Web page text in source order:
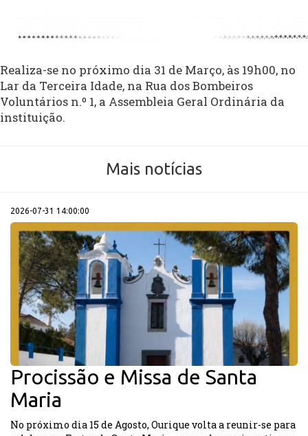
Realiza-se no próximo dia 31 de Março, às 19h00, no
Lar da Terceira Idade, na Rua dos Bombeiros
Voluntários n.º 1, a Assembleia Geral Ordinária da
instituição.
Mais notícias
2026-07-31 14:00:00
Procissão e Missa de Santa
Maria
No próximo dia 15 de Agosto, Ourique volta a reunir-se para